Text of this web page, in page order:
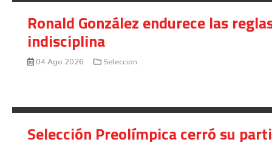
Ronald González endurece las
indisciplina
04 Ago 2026 Seleccion
Selección Preolímpica cerró su